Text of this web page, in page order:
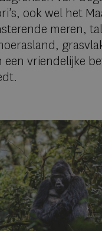
ook wel het
meren,
een vriendelijke